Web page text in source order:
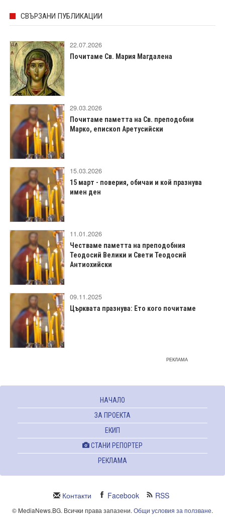
СВЪРЗАНИ ПУБЛИКАЦИИ
22.07.2026
Почитаме Св. Мария Магдалена
29.03.2026
Почитаме паметта на Св. преподобни
Марко, епископ Аретусийски
15.03.2026
15 март - поверия, обичаи и кой празнува
имен ден
11.01.2026
Честваме паметта на преподобния
Теодосий Велики и Свети Теодосий
Антиохийски
09.11.2025
Църквата празнува: Ето кого почитаме
РЕКЛАМА
НАЧАЛО
ЗА ПРОЕКТА
ЕКИП
СТАНИ РЕПОРТЕР
РЕКЛАМА
Контакти Facebook RSS
© MediaNews.BG. Всички права запазени. Общи условия за ползване.